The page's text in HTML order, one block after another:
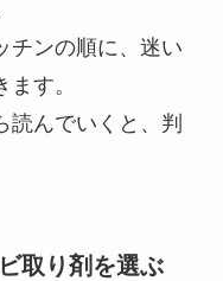
チンの順に、迷い
す。
読んでいくと、判
取り剤を選ぶ